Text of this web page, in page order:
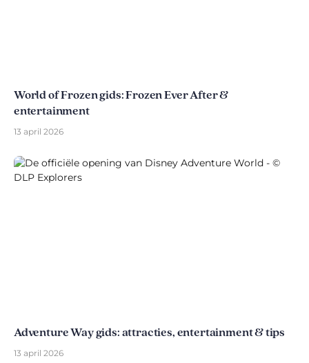
World of Frozen gids: Frozen Ever After &
entertainment
13 april 2026
Adventure Way gids: attracties, entertainment & tips
13 april 2026